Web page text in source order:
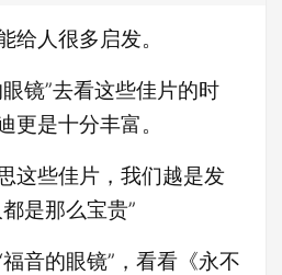
给人很多启发。
镜”去看这些佳片的时
更是十分丰富。
这些佳片，我们越是发
是那么宝贵”
音的眼镜”，看看《永不